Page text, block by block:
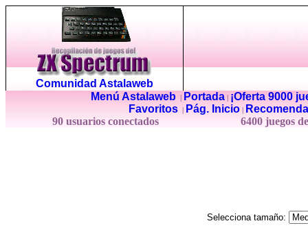
Comunidad Astalaweb
Menú Astalaweb| Portada|
¡Oferta 9000
Favoritos
Pág. Inicio
90 usuarios conectados
6400 juegos
Selecciona tamaño: